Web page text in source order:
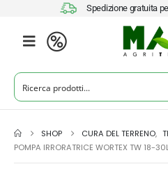
Spedizione gratuita
SHOP CURA DEL TERRENO,
POMPA IRRORATRICE WORTEX TW 18-